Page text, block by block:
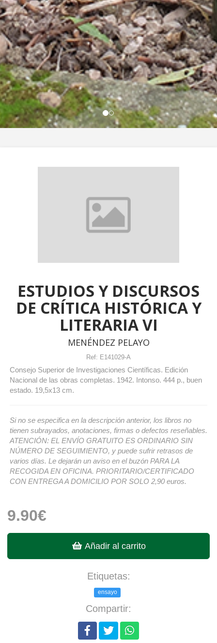
ESTUDIOS Y DISCURSOS
DE CRÍTICA HISTÓRICA Y
LITERARIA VI
MENÉNDEZ PELAYO
Ref: E141029-A
Consejo Superior de Investigaciones Científicas. Edición
Nacional de las obras completas. 1942. Intonso. 444 p., buen
estado. 19,5x13 cm.
Si no se especifica en la descripción anterior, los libros no
tienen subrayados, anotaciones, firmas o defectos reseñables.
ATENCIÓN: EL ENVÍO GRATUITO ES ORDINARIO SIN
NÚMERO DE SEGUIMIENTO, y puede sufrir retrasos de
varios días. Le dejarán un aviso en el buzón PARA LA
RECOGIDA EN OFICINA. PRIORITARIO/CERTIFICADO
CON ENTREGA A DOMICILIO POR SOLO 2,90 euros.
9.90€
Añadir al carrito
Etiquetas:
ensayo
Compartir: